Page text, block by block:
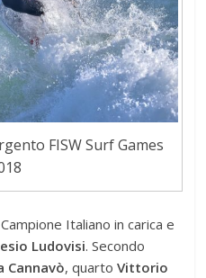
FISW Surf Games
Italiano in carica e
Ludovisi. Secondo
Cannavò, quartoVittorio